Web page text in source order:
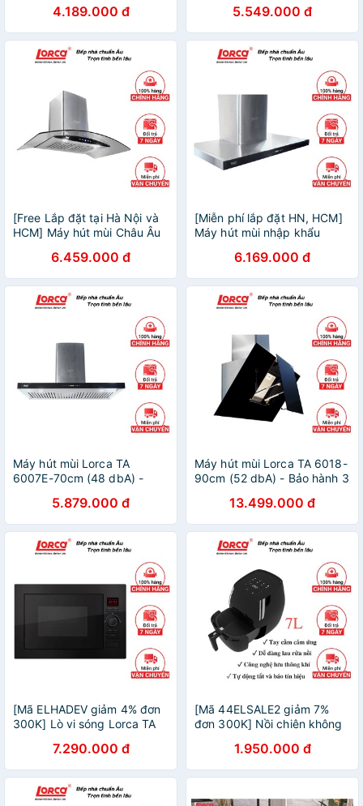
4.189.000 đ 5.549.000 đ
[Free Lắp đặt tại Hà Nội và
HCM] Máy hút mùi Châu Âu
BH 3 năm6.459.000 đ
[Miễn phí lắp đặt HN, HCM]
Máy hút mùi nhập khẩu
90cm Bảo hành 3 năm
6.169.000 đ
Máy hút mùi Lorca TA
6007E-70cm (48 dbA) -
5.879.000 đ
Máy hút mùi Lorca TA 6018-
90cm (52 dbA) - Bảo hành 3
13.499.000 đ
[Mã ELHADEV giảm 4% đơn
300K] Lò vi sóng Lorca TA
cấp độ- Bảo hành 3 năm
7.290.000 đ
[Mã 44ELSALE2 giảm 7%
đơn 300K] Nồi chiên không
tích 7 lít - Bảo hành 1 năm
1.950.000 đ